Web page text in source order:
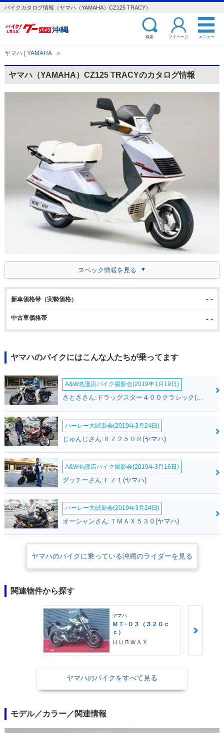
バイクカタログ情報（ヤマハ（YAMAHA）CZ125 TRACY）
検索 マイページ メニュー
ヤマハ | YAMAHA ＞
ヤマハ（YAMAHA）CZ125 TRACYのカタログ情報
スペック情報を見る
新車価格帯（実勢価格） - -
中古車価格帯 - -
ヤマハのバイクにはこんな人たちが乗ってます
A&W名護店バイク撮影会(2019年1月19日)
さとささん:ドラッグスター４００クラシック(ヤマハ)
ハーレー大試乗会(2019年3月24日)
じゅんじさん:ＲＺ２５０Ｒ(ヤマハ)
A&W名護店バイク撮影会(2019年3月16日)
グッチーさん:ＦＺ１(ヤマハ)
ハーレー大試乗会(2019年3月24日)
オーシャンさん:ＴＭＡＸ５３０(ヤマハ)
ヤマハのバイクに乗っている沖縄のライダーを見る
関連物件から探す
ヤマハ
ＭＴ−０３（３２０ｃ
ｃ）
ＨＵＢＷＡＹ
ヤマハのバイクをすべて見る
モデル／カラー／関連情報